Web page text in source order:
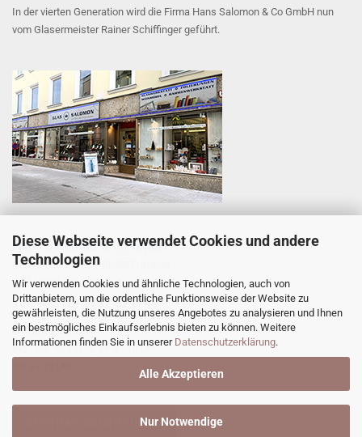
Diese Webseite verwendet Cookies und andere
Technologien
Wir verwenden Cookies und ähnliche Technologien, auch von
Drittanbietern, um die ordentliche Funktionsweise der Website zu
gewährleisten, die Nutzung unseres Angebotes zu analysieren und Ihnen
ein bestmögliches Einkaufserlebnis bieten zu können. Weitere
Informationen finden Sie in unserer Datenschutzerklärung.
Alle Akzeptieren
Nur Notwendige
In der vierten Generation wird die Firma Hans Salomon & Co GmbH nun
vom Glasermeister Rainer Schiffinger geführt.
Hans Salomon & Co GmbH
Untere Landstraße 58, 3500 Krems
office@glas-salomon.at
​Tel: +43 (0) 2732 82174
Öffnungszeiten:
Mo - Do: 9 - 15 Uhr, Fr: 9 - 18 Uhr
VERTRAG WIDERRUFEN